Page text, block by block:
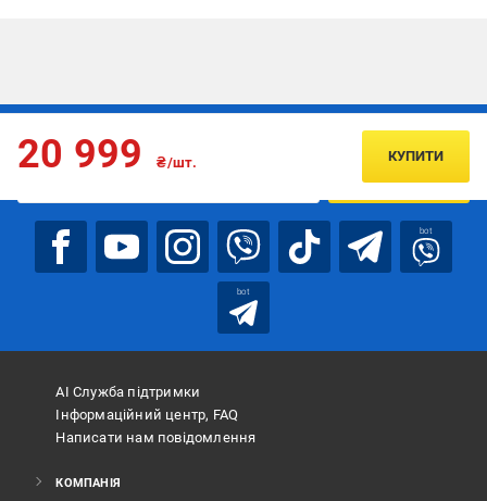
20 999 ₴/шт. КУПИТИ
Підписуйтесь, щоб дізнаватись першим про акції та пропозиції
ПІДПИСАТИСЯ
bot
bot
АІ Служба підтримки
Інформаційний центр, FAQ
Написати нам повідомлення
КОМПАНІЯ